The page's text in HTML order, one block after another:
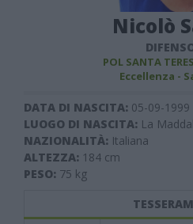
Nicolò
POL SANTA
Eccellenza -
DATA DI NASCITA: 05-09-1999
LUOGO DI NASCITA: La
NAZIONALITÀ: Italiana
ALTEZZA: 184 cm
PESO: 75 kg